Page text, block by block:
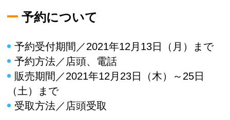
予約について
予約受付期間／2021年12月13日（月）まで
予約方法／店頭、電話
販売期間／2021年12月23日（木）～25日
（土）まで
受取方法／店頭受取